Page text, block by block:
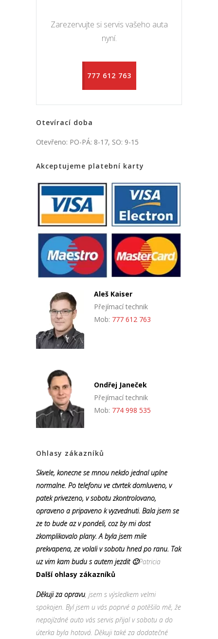
Zarezervujte si servis vašeho auta
nyní.
777 612 763
Otevírací doba
Otevřeno: PO-PÁ: 8-17, SO: 9-15
Akceptujeme platební karty
Aleš Kaiser
Přejímací technik
Mob: 777 612 763
Ondřej Janeček
Přejímací technik
Mob: 774 998 535
Ohlasy zákazníků
Skvele, konecne se mnou nekdo jednal uplne
normalne. Po telefonu ve ctvrtek domluveno, v
patek privezeno, v sobotu zkontrolovano,
opraveno a pripaveno k vyzvednuti. Bala jsem se
ze to bude az v pondeli, coz by mi dost
zkomplikovalo plany. A byla jsem mile
prekvapena, ze volali v sobotu hned po ranu. Tak
uz vim kam budu s autem jezdit 🙂Patricia
Další ohlasy zákazníků
Děkuji za opravu, jsem s výsledkem velmi
spokojen. Byl jsem u vás poprvé a potěšilo mě, že
nepojízdné auto vás servis přijal v sobotu a do
úterka byla hotová. Děkuji také za dodatečné